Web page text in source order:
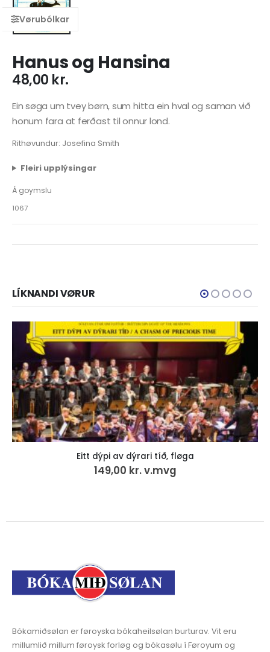
Hanus og Hansina
48,00 kr.
Ein søga um tvey børn, sum hitta ein hval og saman við
honum fara at ferðast til onnur lond.
Rithøvundur: Josefina Smith
Fleiri upplýsingar
Á goymslu
1067
LÍKNANDI VØRUR
Eitt dýpi av dýrari tíð, fløga
149,00 kr.v.mvg
Bókamiðsølan er føroyska bókaheilsølan burturav. Vit eru
millumlið millum føroysk forløg og bókasølu í Føroyum og